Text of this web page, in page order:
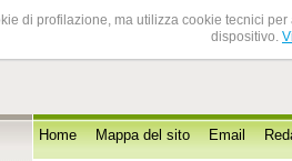
di profilazione, ma utilizza cookie tecnici
dispositivo.
Home Mappa del sito Email